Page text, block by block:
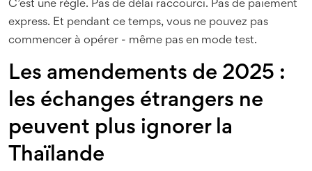
C’est une règle. Pas de délai raccourci. Pas de paiement
express. Et pendant ce temps, vous ne pouvez pas
commencer à opérer - même pas en mode test.
Les amendements de 2025 :
les échanges étrangers ne
peuvent plus ignorer la
Thaïlande